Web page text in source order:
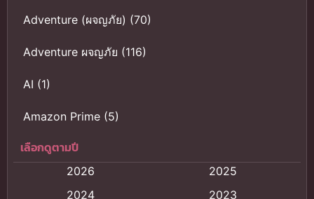
Adventure (ผจญภัย) (70)
Adventure ผจญภัย (116)
AI (1)
Amazon Prime (5)
Anal (ประตูหลัง)
เลือกดูตามปี
2026
2025
2024
2023